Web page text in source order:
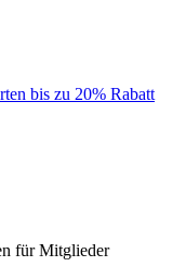
bis zu 20% Rabatt
für Mitglieder